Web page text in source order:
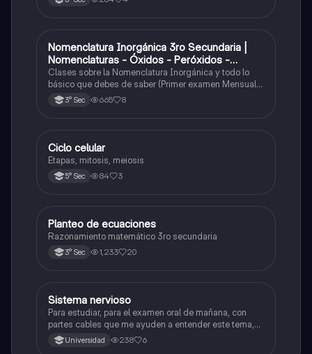
Química
Nomenclatura Inorgánica 3ro Secundaria |
Nomenclaturas - Óxidos - Peróxidos -
Hidróxido o Bases
Clases sobre la Nomenclatura Inorgánica y todo lo
básico que debes de saber (Primer examen Mensual
2025)3° Sec 665 8
Biología
Ciclo celular
Etapas, mitosis, meiosis
5° Sec 84 3
Matemáticas
Planteo de ecuaciones
Razonamiento matemático 3ro secundaria
3° Sec 1,233 20
Biología
Sistema nervioso
Para estudiar, para el examen oral de mañana, con
partes cables que me ayuden a entender este tema,
porque se me complica un poco ya que el tema es
muy extenso y quisiera poder lograr entenderlo
Universidad 238 6